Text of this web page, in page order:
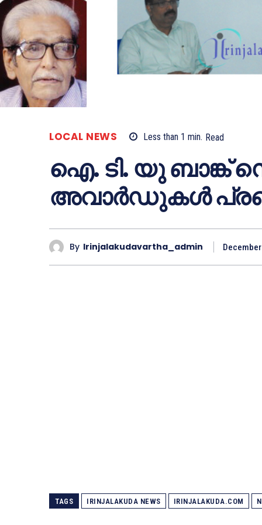
LOCAL NEWS Less than 1 min. Read
ഐ. ടി. യു ബാങ്ക്
അവാര്‍ഡുകള്‍
By Irinjalakudavartha_admin
TAGS IRINJALAKUDA NEWS IRINJALAKUDA.COM